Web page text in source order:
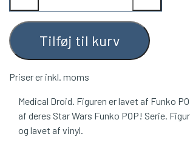
Tilføj til kurv
Priser er inkl. moms
Medical Droid. Figuren er lavet af Funko
af deres Star Wars Funko POP! Serie.
og lavet af vinyl.